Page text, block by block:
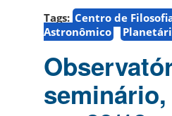
Tags: Centro de
Astronômico